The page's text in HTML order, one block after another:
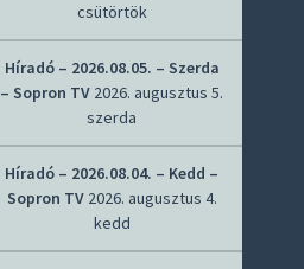
csütörtök
Híradó – 2026.08.05. – Szerda
– Sopron TV 2026. augusztus 5.
szerda
Híradó – 2026.08.04. – Kedd –
Sopron TV 2026. augusztus 4.
kedd